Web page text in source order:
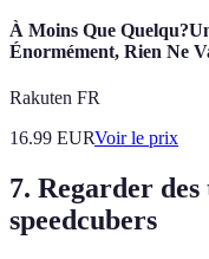
À Moins Que
Énormément, Rien Ne
Rakuten FR
16.99 EURVoir le prix
7. Regarder des
speedcubers